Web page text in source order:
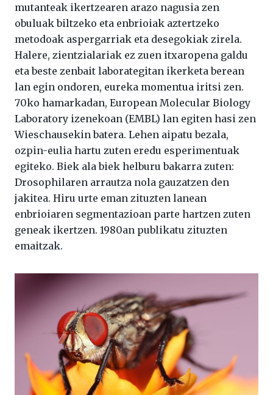
mutanteak ikertzearen arazo nagusia zen
obuluak biltzeko eta enbrioiak aztertzeko
metodoak aspergarriak eta desegokiak zirela.
Halere, zientzialariak ez zuen itxaropena galdu
eta beste zenbait laborategitan ikerketa berean
lan egin ondoren, eureka momentua iritsi zen.
70ko hamarkadan, European Molecular Biology
Laboratory izenekoan (EMBL) lan egiten hasi zen
Wieschausekin batera. Lehen aipatu bezala,
ozpin-eulia hartu zuten eredu esperimentuak
egiteko. Biek ala biek helburu bakarra zuten:
Drosophilaren arrautza nola gauzatzen den
jakitea. Hiru urte eman zituzten lanean
enbrioiaren segmentazioan parte hartzen zuten
geneak ikertzen. 1980an publikatu zituzten
emaitzak.